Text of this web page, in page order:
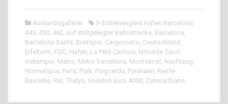
Auslandsgallerie 3-Schienengleis Hafen Barcelona,
445, 450, 462, auf stiillgelegter Bahnstrecke, Barcelona,
Barcelona Sants, Breitspur, Cargometro, Deutschland ,
Eifelturm, FGC, Hafen, La Petit Centure, latourde Carol ,
meterspur, Metro, Metro barcelona, Montserrat, Nachtzug,
Normalspur, Paris, Park, Puigcerda, Pyrenäen, Renfe-
Baureihe, Rer, Thalys, Vossloh Euro 4000, Zahnradbahn